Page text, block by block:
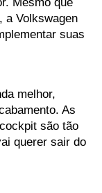
a Volkswagen
suas
melhor,
As
são tão
querer sair do